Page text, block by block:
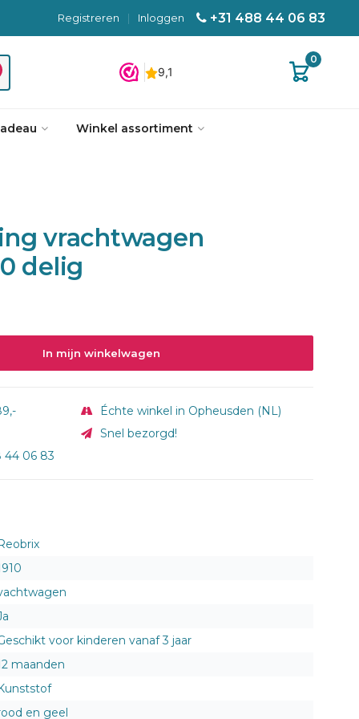
+31 488 44 06 83
Inloggen
|
Registreren
0
Winkel assortiment
vrachtwagen
delig
In mijn winkelwagen
Échte winkel in Opheusden (NL)
Snel bezorgd!
44 06 83
voor kinderen vanaf 3 jaar
maanden
en geel